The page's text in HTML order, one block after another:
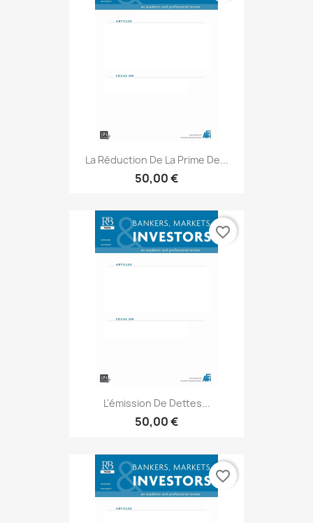
La Réduction De La Prime De...
50,00 €
L'émission De Dettes...
50,00 €
favorite_border
favorite_border